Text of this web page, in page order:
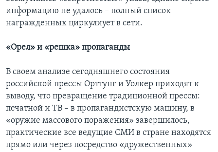
информацию не удалось – полный список
награжденных циркулиует в сети.
«Орел» и «решка» пропаганды
В своем анализе сегодняшнего состояния
российской прессы Орттунг и Уолкер приходят к
выводу, что превращение традиционной прессы:
печатной и ТВ – в пропагандистскую машину, в
«оружие массового поражения» завершилось,
практические все ведущие СМИ в стране находятся
прямо или через посредство «дружественных»